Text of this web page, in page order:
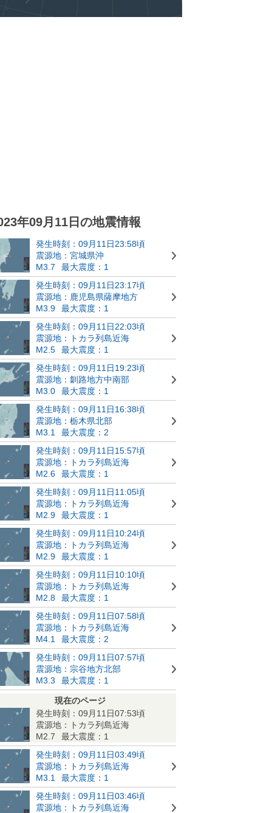
年09月11日の地震情報
発生時刻：09月11日23:58頃
震源地：宮城県沖
M3.7
最大震度：1
発生時刻：09月11日23:17頃
震源地：鹿児島県薩摩地方
M3.9
最大震度：1
発生時刻：09月11日22:03頃
震源地：トカラ列島近海
M2.5
最大震度：1
発生時刻：09月11日19:23頃
震源地：釧路地方中南部
M3.0
最大震度：1
発生時刻：09月11日16:38頃
震源地：栃木県北部
M3.1
最大震度：2
発生時刻：09月11日15:57頃
震源地：トカラ列島近海
M2.6
最大震度：1
発生時刻：09月11日11:05頃
震源地：トカラ列島近海
M2.9
最大震度：1
発生時刻：09月11日10:24頃
震源地：トカラ列島近海
M2.9
最大震度：1
発生時刻：09月11日10:10頃
震源地：トカラ列島近海
M2.8
最大震度：1
発生時刻：09月11日07:58頃
震源地：トカラ列島近海
M4.1
最大震度：2
発生時刻：09月11日07:57頃
震源地：宗谷地方北部
M3.3
最大震度：1
現在のページ
発生時刻：09月11日07:53頃
震源地：トカラ列島近海
M2.7
最大震度：1
発生時刻：09月11日03:49頃
震源地：トカラ列島近海
M3.1
最大震度：1
発生時刻：09月11日03:46頃
震源地：トカラ列島近海